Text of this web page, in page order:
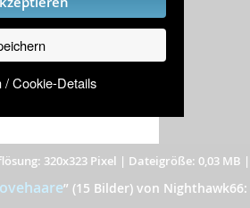
/ Cookie-Details
320x323 Pixel | Dateigröße: 0,03 MB |
” (15 Bilder) von Nighthawk66: